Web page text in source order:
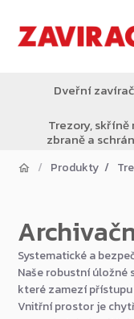
obsah
Dveřní
Trezory, skříně
zbraně a
Produkty
Systematické a
Naše robustní úložné
které zamezí
Vnitřní prostor je